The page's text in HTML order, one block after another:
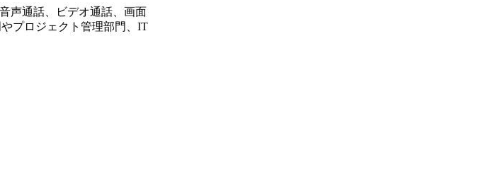
声通話、ビデオ通話、画面
プロジェクト管理部門、IT